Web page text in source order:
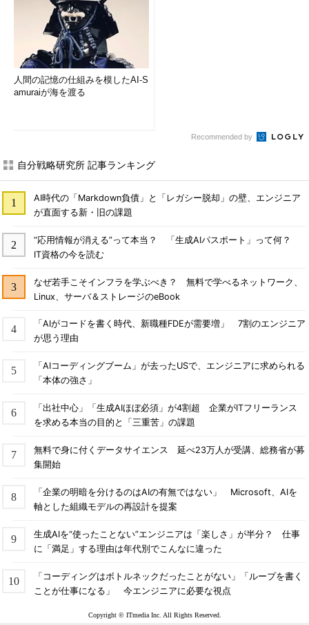
人間の記憶の仕組みを模したAI-S
amuraiが海を渡る
Recommended by
自分戦略研究所 記事ランキング
AI時代の「Markdown負債」と「レガシー脱却」の壁、エンジニア
が直面する新・旧の課題
“応用情報が消える”って本当？ 「生成AIパスポート」って何？
IT資格の今を読む
なぜ若手こそインフラを学ぶべき？ 無料で学べるネットワーク、
Linux、サーバ＆ストレージのeBook
「AIがコードを書く時代、新職種FDEが需要増」 7割のエンジニア
が思う理由
「AIコーディングブーム」が去ったUSで、エンジニアに求められる
「本体の強さ」
「出社中心」「生成AIほぼ必須」が4割超 企業がITフリーランス
を求める本当の目的と「三重苦」の課題
無料で身に付くデータサイエンス 延べ23万人が受講、総務省が募
集開始
「企業の明暗を分けるのはAIの有無ではない」 Microsoft、AIを
軸とした組織モデルの再設計を提案
生成AIを“使ったことない”エンジニアは「楽しさ」が半分？ 仕事
に「満足」する理由は年代別でこんなに違った
「コーディングはボトルネックだったことがない」「ループを書く
ことが仕事になる」 今エンジニアに必要な視点
Copyright © ITmedia Inc. All Rights Reserved.